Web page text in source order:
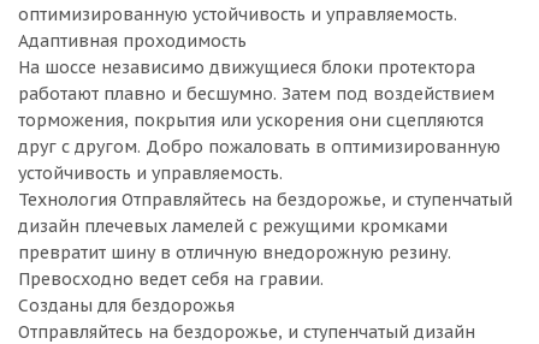
оптимизированную устойчивость и управляемость.
Адаптивная проходимость
На шоссе независимо движущиеся блоки протектора
работают плавно и бесшумно. Затем под воздействием
торможения, покрытия или ускорения они сцепляются
друг с другом. Добро пожаловать в оптимизированную
устойчивость и управляемость.
Технология Отправляйтесь на бездорожье, и ступенчатый
дизайн плечевых ламелей с режущими кромками
превратит шину в отличную внедорожную резину.
Превосходно ведет себя на гравии.
Созданы для бездорожья
Отправляйтесь на бездорожье, и ступенчатый дизайн